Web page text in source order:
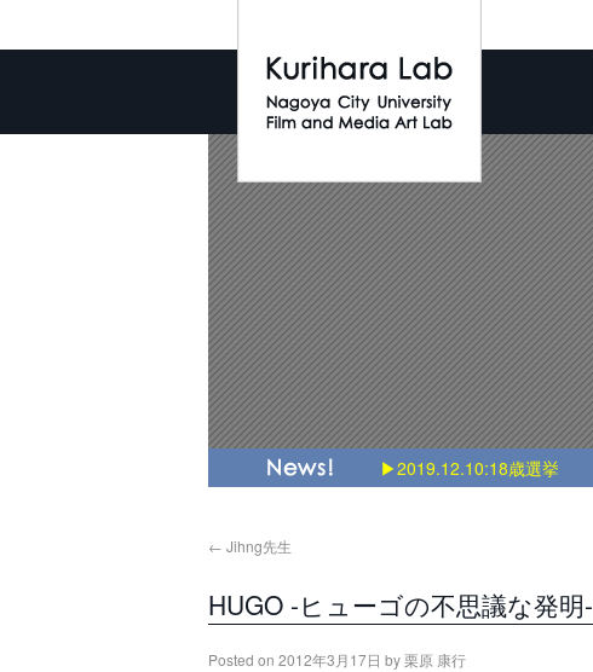
▶2019.12.10:18歳選挙
← Jihng先生
HUGO -ヒューゴの不思議な発明-
Posted on 2012年3月17日 by栗原 康行